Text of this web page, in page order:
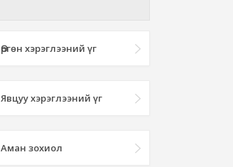
Өргөн хэрэглээний үг
Явцуу хэрэглээний үг
Аман зохиол